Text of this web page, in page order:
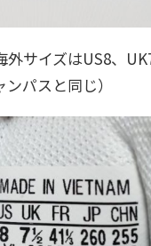
サイズはUS8、
パスと同じ）